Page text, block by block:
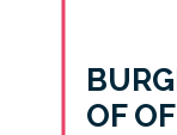
OF